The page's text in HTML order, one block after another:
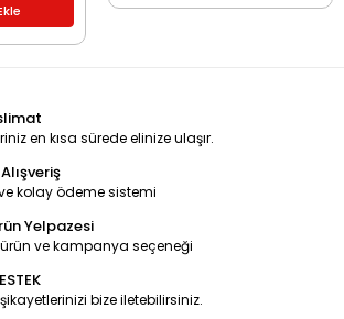
en kısa sürede elinize ulaşır.
kolay ödeme sistemi
Yelpazesi
ve kampanya seçeneği
bize iletebilirsiniz.